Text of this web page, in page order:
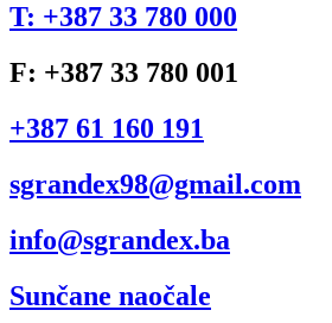
T: +387 33 780 000
F: +387 33 780 001
+387 61 160 191
sgrandex98@gmail.com
info@sgrandex.ba
Sunčane naočale